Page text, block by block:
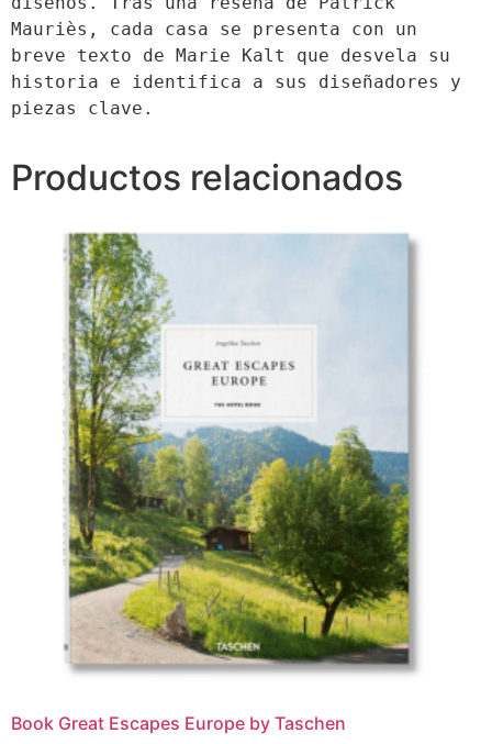
Mauriès, cada casa se presenta con un
breve texto de Marie Kalt que desvela su
historia e identifica a sus diseñadores y
piezas clave.
Productos relacionados
Book Great Escapes Europe by Taschen